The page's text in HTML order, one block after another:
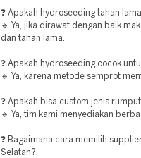
❓ Apakah hydroseeding tahan
🔹 Ya, jika dirawat dengan baik
dan tahan lama.
❓ Apakah hydroseeding cocok
🔹 Ya, karena metode semprot
❓ Apakah bisa custom jenis
🔹 Ya, tim kami menyediakan
❓ Bagaimana cara memilih
Selatan?